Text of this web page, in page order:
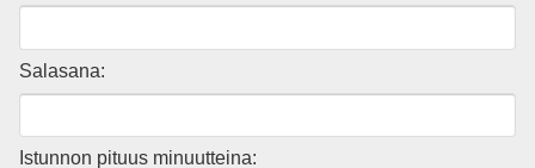
Salasana:
Istunnon pituus minuutteina: